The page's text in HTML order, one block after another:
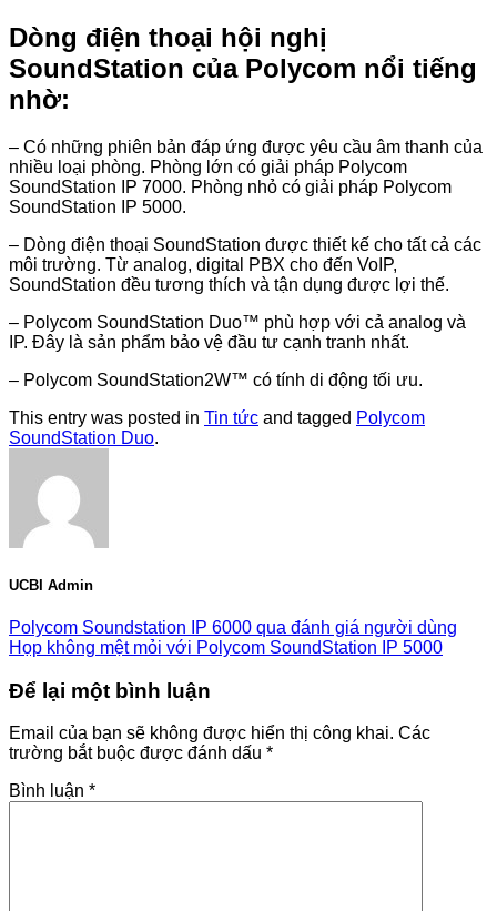
Dòng điện thoại hội nghị
SoundStation của Polycom nổi tiếng
nhờ:
– Có những phiên bản đáp ứng được yêu cầu âm thanh của
nhiều loại phòng. Phòng lớn có giải pháp Polycom
SoundStation IP 7000. Phòng nhỏ có giải pháp Polycom
SoundStation IP 5000.
– Dòng điện thoại SoundStation được thiết kế cho tất cả các
môi trường. Từ analog, digital PBX cho đến VoIP,
SoundStation đều tương thích và tận dụng được lợi thế.
– Polycom SoundStation Duo™ phù hợp với cả analog và
IP. Đây là sản phẩm bảo vệ đầu tư cạnh tranh nhất.
– Polycom SoundStation2W™ có tính di động tối ưu.
This entry was posted in Tin tức and tagged Polycom
SoundStation Duo.
UCBI Admin
Polycom Soundstation IP 6000 qua đánh giá người dùng
Họp không mệt mỏi với Polycom SoundStation IP 5000
Để lại một bình luận
Email của bạn sẽ không được hiển thị công khai. Các
trường bắt buộc được đánh dấu *
Bình luận *